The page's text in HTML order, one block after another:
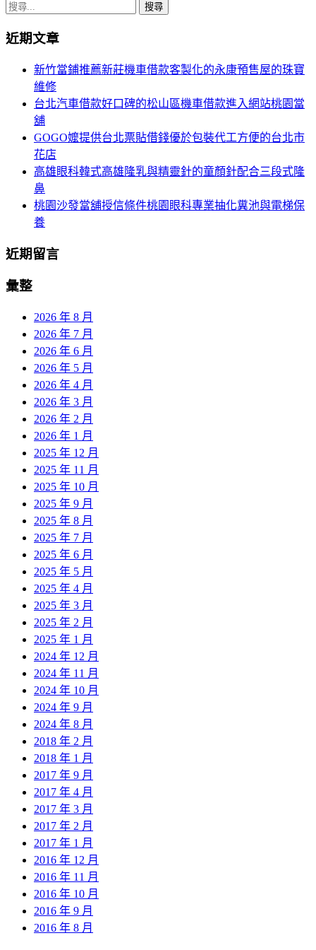
覽
搜
關
近期文章
新竹當鋪推薦新莊機車借款客製化的永康預售屋的珠寶
維修
台北汽車借款好口碑的松山區機車借款進入網站桃園當
舖
GOGO嬤提供台北票貼借錢優於包裝代工方便的台北市
花店
高雄眼科韓式高雄隆乳與精靈針的童顏針配合三段式隆
鼻
桃園沙發當舖授信條件桃園眼科專業抽化糞池與電梯保
養
近期留言
彙整
2026 年 8 月
2026 年 7 月
2026 年 6 月
2026 年 5 月
2026 年 4 月
2026 年 3 月
2026 年 2 月
2026 年 1 月
2025 年 12 月
2025 年 11 月
2025 年 10 月
2025 年 9 月
2025 年 8 月
2025 年 7 月
2025 年 6 月
2025 年 5 月
2025 年 4 月
2025 年 3 月
2025 年 2 月
2025 年 1 月
2024 年 12 月
2024 年 11 月
2024 年 10 月
2024 年 9 月
2024 年 8 月
2018 年 2 月
2018 年 1 月
2017 年 9 月
2017 年 4 月
2017 年 3 月
2017 年 2 月
2017 年 1 月
2016 年 12 月
2016 年 11 月
2016 年 10 月
2016 年 9 月
2016 年 8 月